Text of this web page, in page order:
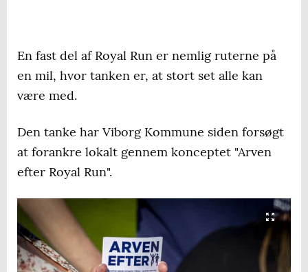
En fast del af Royal Run er nemlig ruterne på
en mil, hvor tanken er, at stort set alle kan
være med.
Den tanke har Viborg Kommune siden forsøgt
at forankre lokalt gennem konceptet "Arven
efter Royal Run".